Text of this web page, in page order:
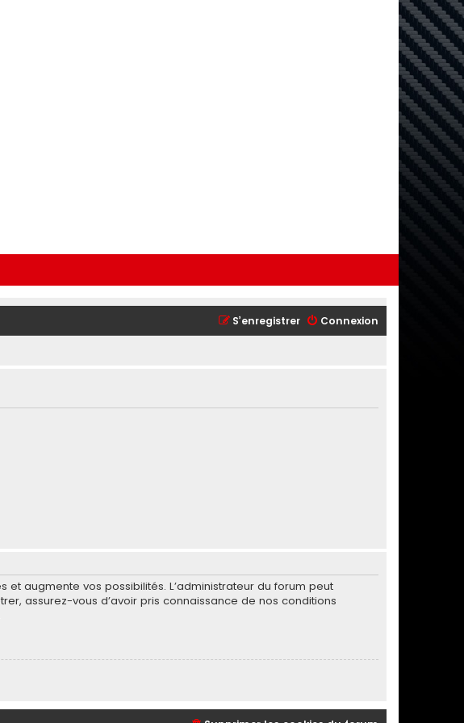
Connexion
S’enregistrer
augmente vos possibilités. L’administrateur du forum peut
assurez-vous d’avoir pris connaissance de nos conditions